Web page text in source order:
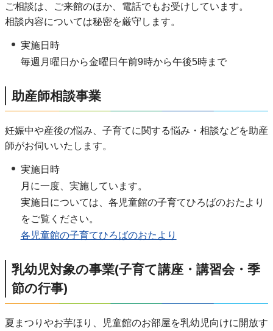
ご相談は、ご来館のほか、電話でもお受けしています。
相談内容については秘密を厳守します。
実施日時
毎週月曜日から金曜日午前9時から午後5時まで
助産師相談事業
妊娠中や産後の悩み、子育てに関する悩み・相談などを助産
師がお伺いいたします。
実施日時
月に一度、実施しています。
実施日については、各児童館の子育てひろばのおたより
をご覧ください。
各児童館の子育てひろばのおたより
乳幼児対象の事業(子育て講座・講習会・季
節の行事)
夏まつりやお芋ほり、児童館のお部屋を乳幼児向けに開放す